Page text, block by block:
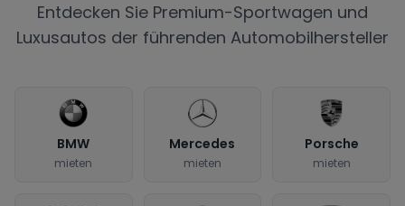
Entdecken Sie Premium-Sportwagen und
Luxusautos der führenden Automobilhersteller
BMW
mieten
Mercedes
mieten
Porsche
mieten